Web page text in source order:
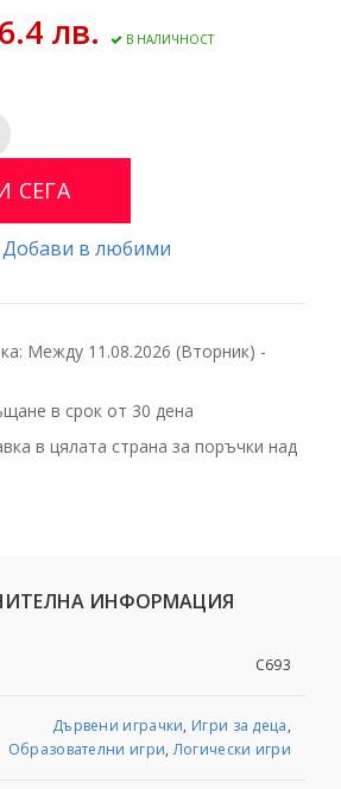
лв. В НАЛИЧНОСТ
СЕГА
Добави в любими
Между 11.08.2026 (Вторник) -
в срок от 30 дена
в цялата страна за поръчки над
ИНФОРМАЦИЯ
C693
Дървени играчки, Игри за деца,
Образователни игри,Логически игри